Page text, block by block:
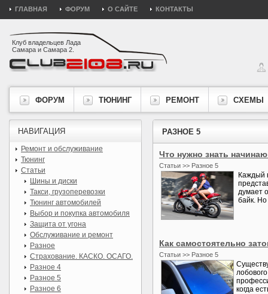
ГЛАВНАЯ ФОРУМ О САЙТЕ КОНТАКТЫ
Клуб владельцев Лада
Самара и Самара 2.
ФОРУМ ТЮНИНГ РЕМОНТ СХЕМЫ
РАЗНОЕ 5
Что нужно знать
Статьи >> Разное 5
Каждый
думает
байк. Но
Как самостоятельно
Статьи >> Разное 5
когда
НАВИГАЦИЯ
Ремонт и обслуживание
Тюнинг
Статьи
Шины и диски
Такси, грузоперевозки
Тюнинг автомобилей
Выбор и покупка автомобиля
Защита от угона
Обслуживание и ремонт
Разное
Страхование. КАСКО. ОСАГО.
Разное 4
Разное 5
Разное 6